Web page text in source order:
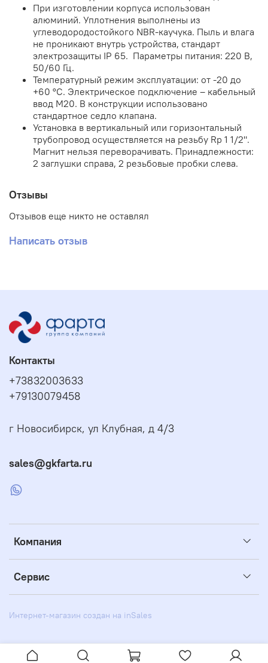
При изготовлении корпуса использован
алюминий. Уплотнения выполнены из
углеводородостойкого NBR-каучука. Пыль и влага
не проникают внутрь устройства, стандарт
электрозащиты IP 65. Параметры питания: 220 В,
50/60 Гц.
Температурный режим эксплуатации: от -20 до
+60 °C. Электрическое подключение – кабельный
ввод M20. В конструкции использовано
стандартное седло клапана.
Установка в вертикальный или горизонтальный
трубопровод осуществляется на резьбу Rp 1 1/2".
Магнит нельзя переворачивать. Принадлежности:
2 заглушки справа, 2 резьбовые пробки слева.
Отзывы
Отзывов еще никто не оставлял
Написать отзыв
Компания
Сервис
Контакты
+73832003633
+79130079458
г Новосибирск, ул Клубная, д 4/3
sales@gkfarta.ru
Интернет-магазин создан на inSales